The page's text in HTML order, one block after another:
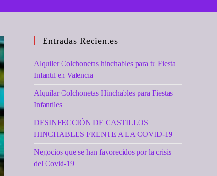
Entradas Recientes
Alquiler Colchonetas hinchables para tu Fiesta
Infantil en Valencia
Alquilar Colchonetas Hinchables para Fiestas
Infantiles
DESINFECCIÓN DE CASTILLOS
HINCHABLES FRENTE A LA COVID-19
Negocios que se han favorecidos por la crisis
del Covid-19